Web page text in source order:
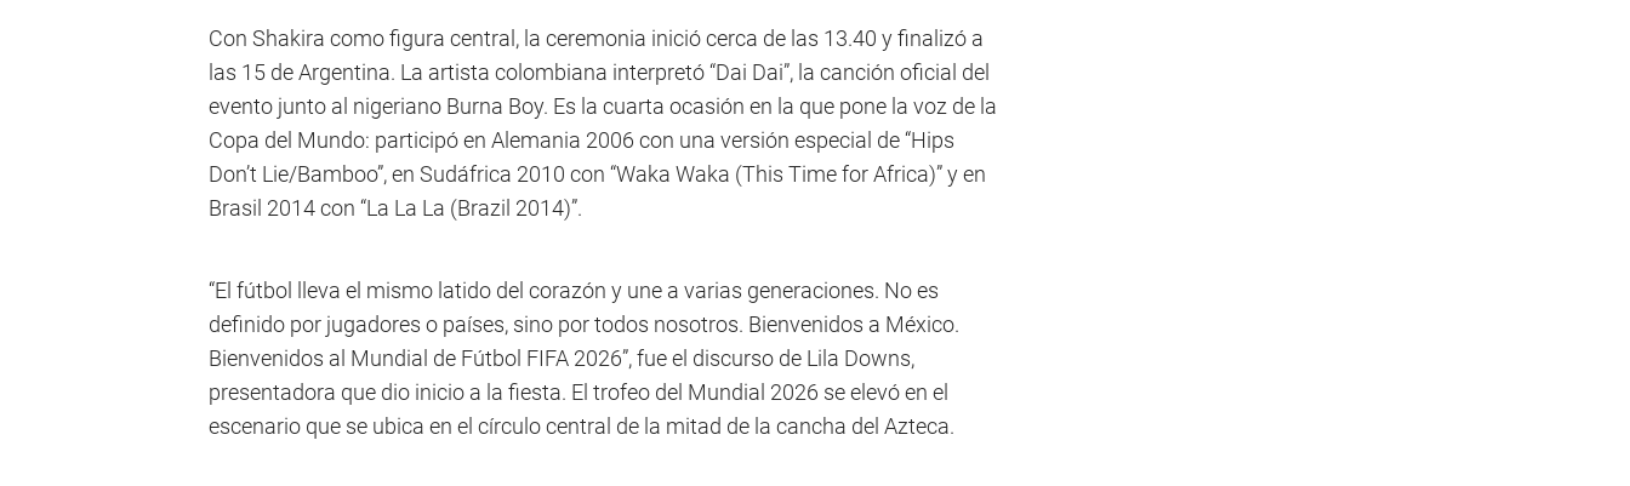
Con Shakira como figura central, la ceremonia inició cerca de las 13.40 y finalizó a
las 15 de Argentina. La artista colombiana interpretó “Dai Dai”, la canción oficial del
evento junto al nigeriano Burna Boy. Es la cuarta ocasión en la que pone la voz de la
Copa del Mundo: participó en Alemania 2006 con una versión especial de “Hips
Don’t Lie/Bamboo”, en Sudáfrica 2010 con “Waka Waka (This Time for Africa)” y en
Brasil 2014 con “La La La (Brazil 2014)”.
“El fútbol lleva el mismo latido del corazón y une a varias generaciones. No es
definido por jugadores o países, sino por todos nosotros. Bienvenidos a México.
Bienvenidos al Mundial de Fútbol FIFA 2026”, fue el discurso de Lila Downs,
presentadora que dio inicio a la fiesta. El trofeo del Mundial 2026 se elevó en el
escenario que se ubica en el círculo central de la mitad de la cancha del Azteca.